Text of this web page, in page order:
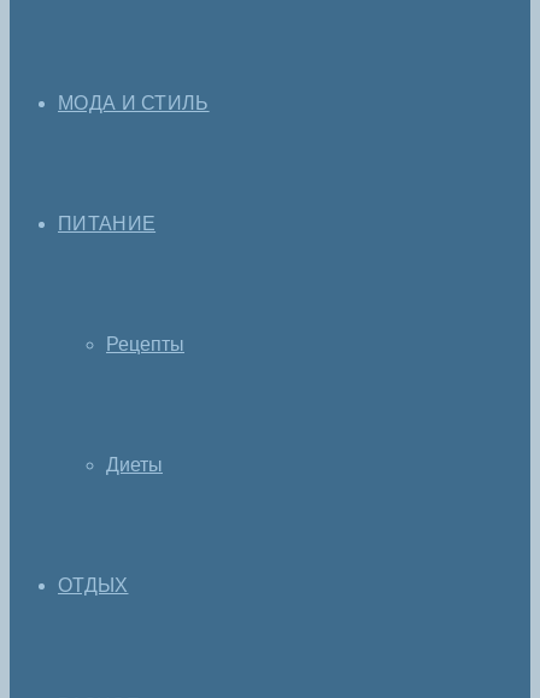
МОДА И СТИЛЬ
ПИТАНИЕ
Рецепты
Диеты
ОТДЫХ